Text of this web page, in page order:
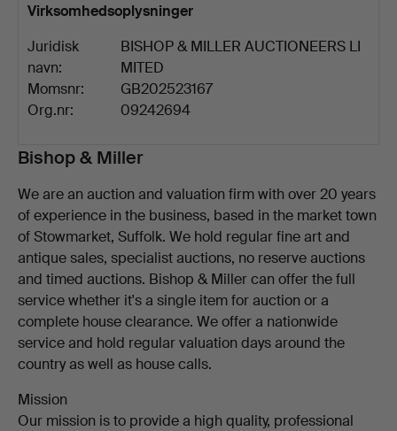
Virksomhedsoplysninger
Juridisk
navn:
BISHOP & MILLER AUCTIONEERS LI
MITED
Momsnr:
GB202523167
Org.nr:
09242694
Beskrivelse
Bishop & Miller
We are an auction and valuation firm with over 20 years
of experience in the business, based in the market town
of Stowmarket, Suffolk. We hold regular fine art and
antique sales, specialist auctions, no reserve auctions
and timed auctions. Bishop & Miller can offer the full
service whether it's a single item for auction or a
complete house clearance. We offer a nationwide
service and hold regular valuation days around the
country as well as house calls.
Mission
Our mission is to provide a high quality, professional